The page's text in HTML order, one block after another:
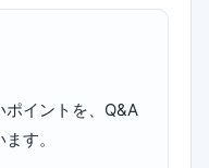
イントを、Q&A
す。